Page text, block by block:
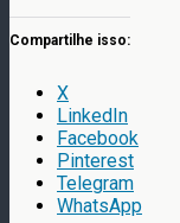
Compartilhe isso:
X
LinkedIn
Facebook
Pinterest
Telegram
WhatsApp